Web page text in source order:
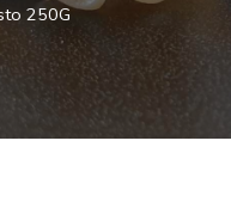
250G